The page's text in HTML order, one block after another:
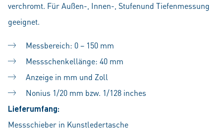
verchromt. Für Außen-, Innen-, Stufenund Tiefenmessung
geeignet.
Messbereich: 0 – 150 mm
Messschenkellänge: 40 mm
Anzeige in mm und Zoll
Nonius 1/20 mm bzw. 1/128 inches
Lieferumfang:
Messschieber in Kunstledertasche